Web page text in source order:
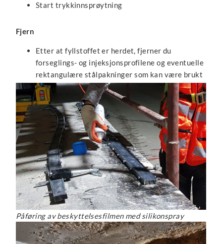
Start trykkinnsprøytning
Fjern
Etter at fyllstoffet er herdet, fjerner du
forseglings- og injeksjonsprofilene og eventuelle
rektangulære stålpakninger som kan være brukt
Påføring av beskyttelsesfilmen med silikonspray